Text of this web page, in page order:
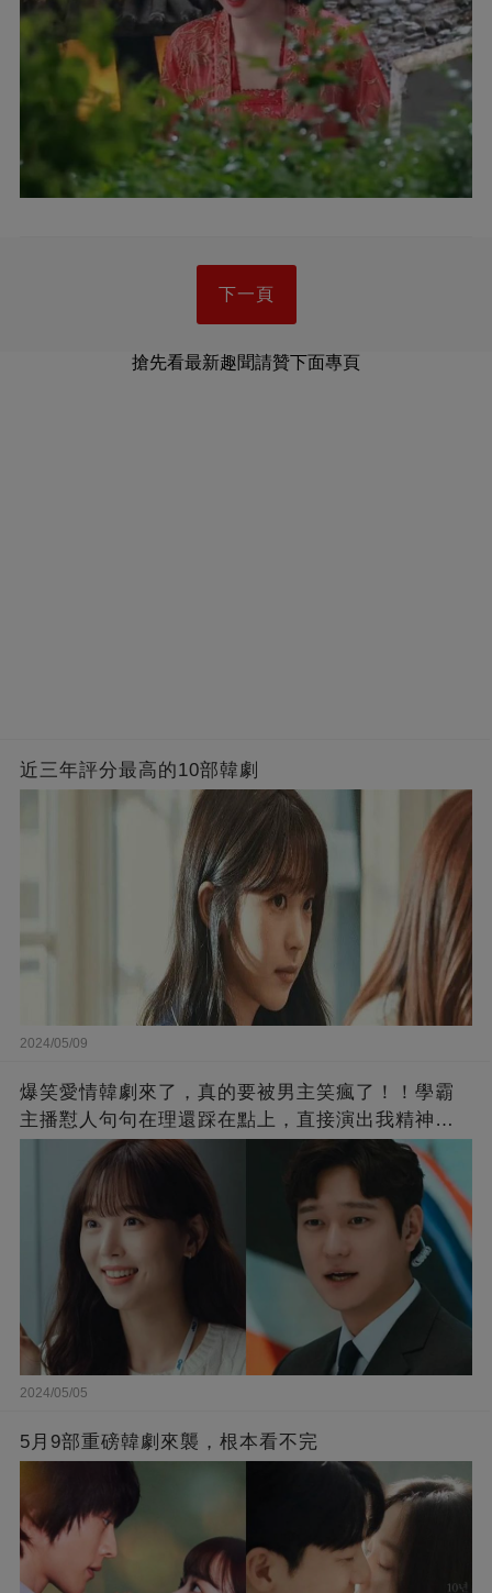
下一頁
搶先看最新趣聞請贊下面專頁
近三年評分最高的10部韓劇
2024/05/09
爆笑愛情韓劇來了，真的要被男主笑瘋了！！學霸
主播懟人句句在理還踩在點上，直接演出我精神世
界的嘴替！
2024/05/05
5月9部重磅韓劇來襲，根本看不完